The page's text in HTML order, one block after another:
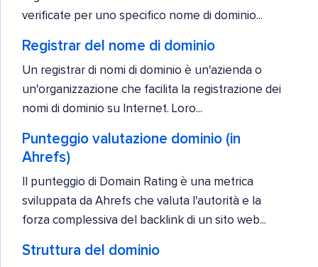
verificate per uno specifico nome di dominio...
Registrar del nome di dominio
Un registrar di nomi di dominio è un'azienda o
un'organizzazione che facilita la registrazione dei
nomi di dominio su Internet. Loro...
Punteggio valutazione dominio (in
Ahrefs)
Il punteggio di Domain Rating è una metrica
sviluppata da Ahrefs che valuta l'autorità e la
forza complessiva del backlink di un sito web...
Struttura del dominio